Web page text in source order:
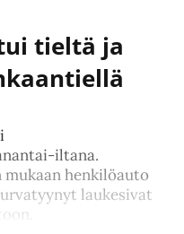
tieltä ja
iltana.
henkilöauto
laukesivat